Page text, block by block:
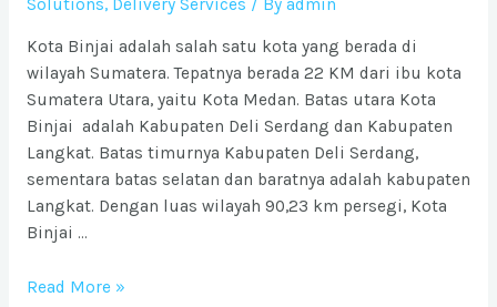
Kota Binjai adalah salah satu kota yang berada di
wilayah Sumatera. Tepatnya berada 22 KM dari ibu kota
Sumatera Utara, yaitu Kota Medan. Batas utara Kota
Binjai adalah Kabupaten Deli Serdang dan Kabupaten
Langkat. Batas timurnya Kabupaten Deli Serdang,
sementara batas selatan dan baratnya adalah kabupaten
Langkat. Dengan luas wilayah 90,23 km persegi, Kota
Binjai …
Ongkos
Read More »